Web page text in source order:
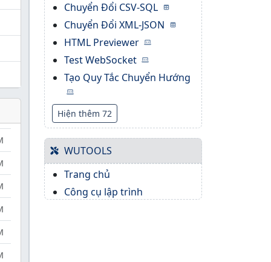
Chuyển Đổi CSV-SQL
Chuyển Đổi XML-JSON
HTML Previewer
Test WebSocket
Tạo Quy Tắc Chuyển Hướng
Hiện thêm 72
WUTOOLS
Trang chủ
Công cụ lập trình